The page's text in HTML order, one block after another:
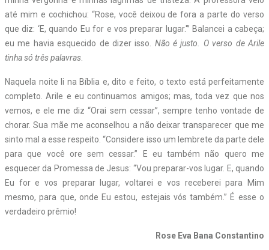
até mim e cochichou: “Rose, você deixou de fora a parte do verso
que diz: ‘E, quando Eu for e vos preparar lugar.'” Balancei a cabeça;
eu me havia esquecido de dizer isso. Não é justo. O verso de Arile
tinha só três palavras
Naquela noite li na Bíblia e, dito e feito, o texto está perfeitamente
completo. Arile e eu continuamos amigos; mas, toda vez que nos
vemos, e ele me diz “Orai sem cessar”, sempre tenho vontade de
chorar. Sua mãe me aconselhou a não deixar transparecer que me
sinto mal a esse respeito. “Considere isso um lembrete da parte dele
para que você ore sem cessar.” E eu também não quero me
esquecer da Promessa de Jesus: “Vou preparar-vos lugar. E, quando
Eu for e vos preparar lugar, voltarei e vos receberei para Mim
mesmo, para que, onde Eu estou, estejais vós também.” É esse o
verdadeiro prêmio!
Rose Eva Bana Constantino